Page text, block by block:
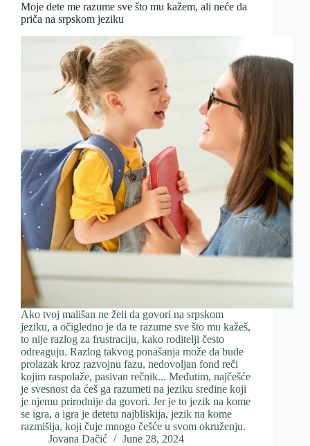
Moje dete me razume sve što mu kažem, ali neće da
priča na srpskom jeziku
Ako tvoj mališan ne želi da govori na srpskom
jeziku, a očigledno je da te razume sve što mu kažeš,
to nije razlog za frustraciju, kako roditelji često
odreaguju. Razlog takvog ponašanja može da bude
prolazak kroz razvojnu fazu, nedovoljan fond reči
kojim raspolaže, pasivan rečnik... Međutim, najčešće
je svesnost da ćeš ga razumeti na jeziku sredine koji
je njemu prirodnije da govori. Jer je to jezik na kome
se igra, a igra je detetu najbliskija, jezik na kome
razmišlja, koji čuje mnogo češće u svom okruženju.
Jovana Dačić
June 28, 2024